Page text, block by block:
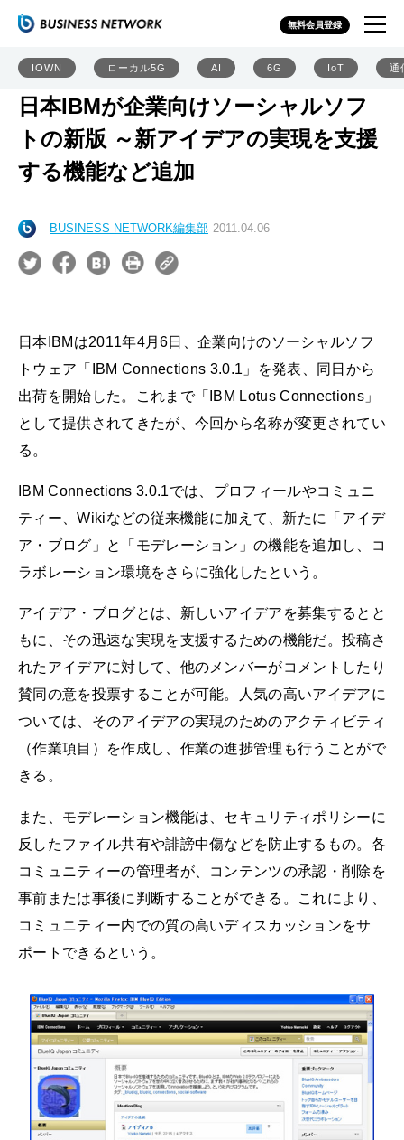
無料会員登録
IOWN ローカル5G AI 6G IoT 通
日本IBMが企業向けソーシャルソフ
トの新版 ～新アイデアの実現を支援
する機能など追加
BUSINESS NETWORK編集部 2011.04.06
日本IBMは2011年4月6日、企業向けのソーシャルソフ
トウェア「IBM Connections 3.0.1」を発表、同日から
出荷を開始した。これまで「IBM Lotus Connections」
として提供されてきたが、今回から名称が変更されてい
る。
IBM Connections 3.0.1では、プロフィールやコミュニ
ティー、Wikiなどの従来機能に加えて、新たに「アイデ
ア・ブログ」と「モデレーション」の機能を追加し、コ
ラボレーション環境をさらに強化したという。
アイデア・ブログとは、新しいアイデアを募集するとと
もに、その迅速な実現を支援するための機能だ。投稿さ
れたアイデアに対して、他のメンバーがコメントしたり
賛同の意を投票することが可能。人気の高いアイデアに
ついては、そのアイデアの実現のためのアクティビティ
（作業項目）を作成し、作業の進捗管理も行うことがで
きる。
また、モデレーション機能は、セキュリティポリシーに
反したファイル共有や誹謗中傷などを防止するもの。各
コミュニティーの管理者が、コンテンツの承認・削除を
事前または事後に判断することができる。これにより、
コミュニティー内での質の高いディスカッションをサ
ポートできるという。